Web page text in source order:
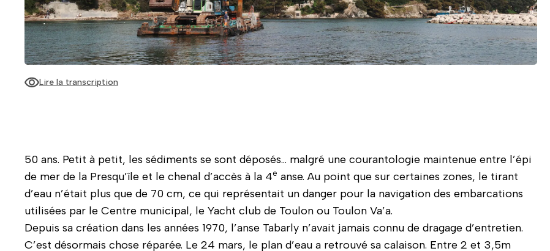
Lire la transcription
50 ans. Petit à petit, les sédiments se sont déposés… malgré une courantologie maintenue entre l’épi
de mer de la Presqu’île et le chenal d’accès à la 4e anse. Au point que sur certaines zones, le tirant
d’eau n’était plus que de 70 cm, ce qui représentait un danger pour la navigation des embarcations
utilisées par le Centre municipal, le Yacht club de Toulon ou Toulon Va’a.
Depuis sa création dans les années 1970, l’anse Tabarly n’avait jamais connu de dragage d’entretien.
C’est désormais chose réparée. Le 24 mars, le plan d’eau a retrouvé sa calaison. Entre 2 et 3,5m